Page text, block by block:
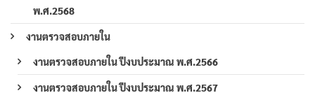
พ.ศ.2568
งานตรวจสอบภายใน
งานตรวจสอบภายใน ปีงบประมาณ พ.ศ.2566
งานตรวจสอบภายใน ปีงบประมาณ พ.ศ.2567